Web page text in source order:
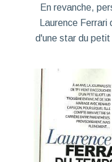
En revanche,
Laurence
d'une star du